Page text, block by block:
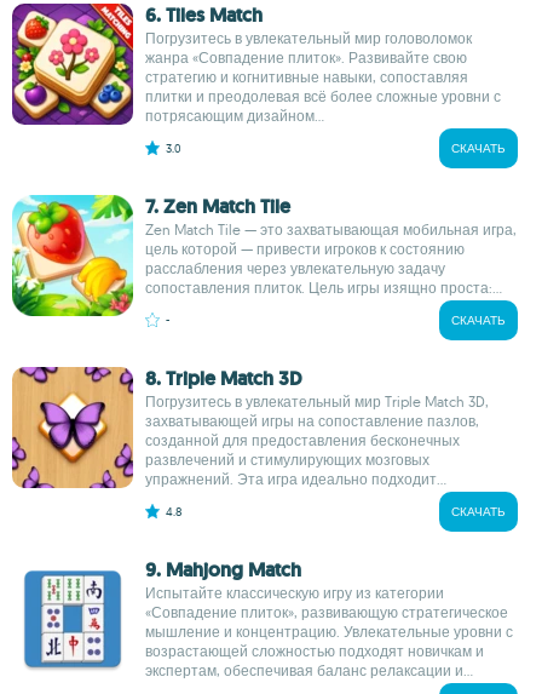
6. Tiles Match
Погрузитесь в увлекательный мир головоломок
жанра «Совпадение плиток». Развивайте свою
стратегию и когнитивные навыки, сопоставляя
плитки и преодолевая всё более сложные уровни с
потрясающим дизайном...
3.0 СКАЧАТЬ
7. Zen Match Tile
Zen Match Tile — это захватывающая мобильная игра,
цель которой — привести игроков к состоянию
расслабления через увлекательную задачу
сопоставления плиток. Цель игры изящно проста:...
- СКАЧАТЬ
8. Triple Match 3D
Погрузитесь в увлекательный мир Triple Match 3D,
захватывающей игры на сопоставление пазлов,
созданной для предоставления бесконечных
развлечений и стимулирующих мозговых
упражнений. Эта игра идеально подходит...
4.8 СКАЧАТЬ
9. Mahjong Match
Испытайте классическую игру из категории
«Совпадение плиток», развивающую стратегическое
мышление и концентрацию. Увлекательные уровни с
возрастающей сложностью подходят новичкам и
экспертам, обеспечивая баланс релаксации и...